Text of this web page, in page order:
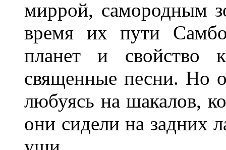
миррой, самородным
время их пути
планет и свойство
священные песни. Но
любуясь на шакалов,
они сидели на задних